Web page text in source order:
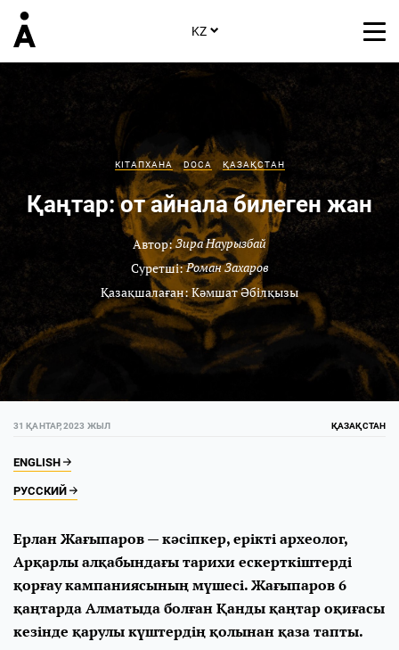
KZ
КІТАПХАНА DOCA ҚАЗАҚСТАН
Қаңтар: от айнала билеген жан
Автор:Зира Наурызбай
Суретші:Роман Захаров
Қазақшалаған: Кәмшат Әбілқызы
31 ҚАНТАР, 2023 ЖЫЛ ҚАЗАҚСТАН
ENGLISH
РУССКИЙ
Ерлан Жағыпаров — кәсіпкер, ерікті археолог,
Арқарлы алқабындағы тарихи ескерткіштерді
қорғау кампаниясының мүшесі. Жағыпаров 6
қаңтарда Алматыда болған Қанды қаңтар оқиғасы
кезінде қарулы күштердің қолынан қаза тапты.